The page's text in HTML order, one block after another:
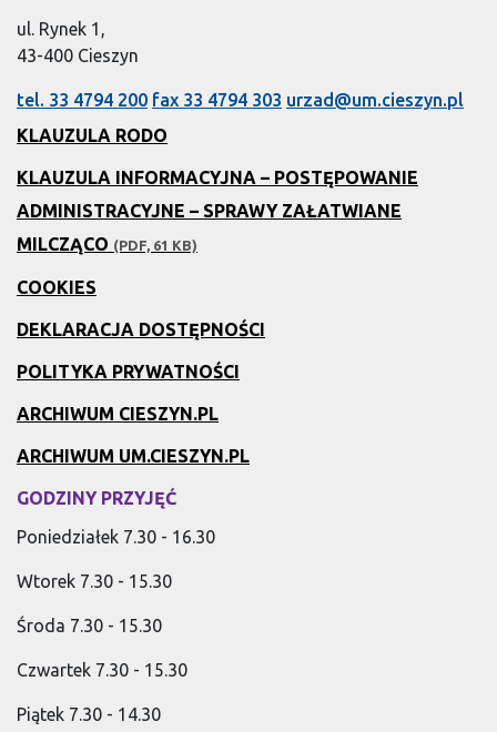
ul. Rynek 1,
43-400 Cieszyn
tel. 33 4794 200 fax 33 4794 303 urzad@um.cieszyn.pl
KLAUZULA RODO
KLAUZULA INFORMACYJNA – POSTĘPOWANIE
ADMINISTRACYJNE – SPRAWY ZAŁATWIANE
MILCZĄCO (PDF, 61 KB)
COOKIES
DEKLARACJA DOSTĘPNOŚCI
POLITYKA PRYWATNOŚCI
ARCHIWUM CIESZYN.PL
ARCHIWUM UM.CIESZYN.PL
GODZINY PRZYJĘĆ
Poniedziałek 7.30 - 16.30
Wtorek 7.30 - 15.30
Środa 7.30 - 15.30
Czwartek 7.30 - 15.30
Piątek 7.30 - 14.30